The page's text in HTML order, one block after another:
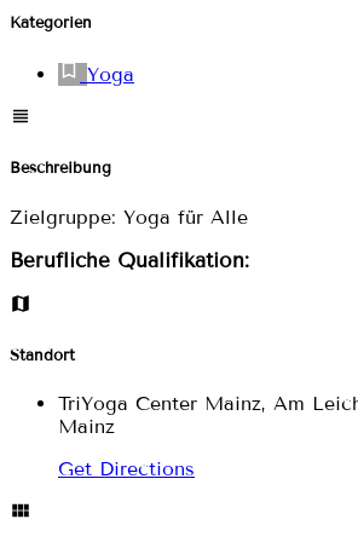
Kategorien
Yoga
Beschreibung
Zielgruppe: Yoga für Alle
Berufliche Qualifikation:
Standort
TriYoga Center Mainz, Am
Mainz
Get Directions